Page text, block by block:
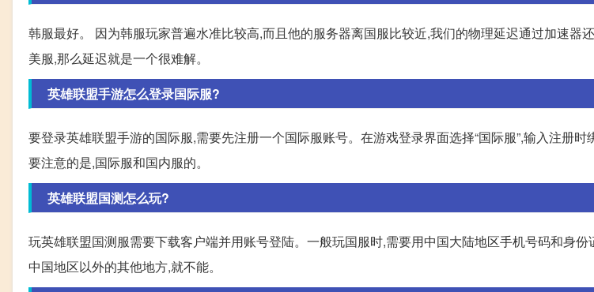
韩服最好。 因为韩服玩家普遍水准比较高,而且他的服务器离国服比较近,我们的物理延迟通过加速器
美服,那么延迟就是一个很难解。
英雄联盟手游怎么登录国际服?
要登录英雄联盟手游的国际服,需要先注册一个国际服账号。在游戏登录界面选择“国际服”,输入注册
要注意的是,国际服和国内服的。
英雄联盟国测怎么玩?
玩英雄联盟国测服需要下载客户端并用账号登陆。一般玩国服时,需要用中国大陆地区手机号码和身
中国地区以外的其他地方,就不能。